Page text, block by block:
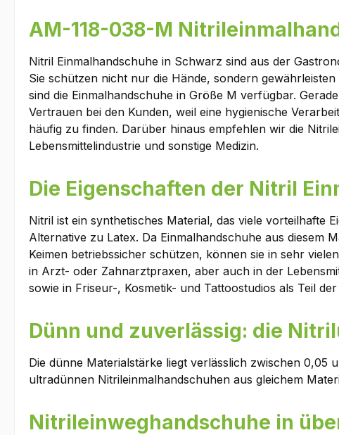
AM-118-038-M
Nitril Einmalhandschuhe in Schwarz sind aus der
Sie schützen nicht nur die Hände, sondern
sind die Einmalhandschuhe in Größe M verfügbar.
Vertrauen bei den Kunden, weil eine hygienische
häufig zu finden. Darüber hinaus empfehlen wir die
Lebensmittelindustrie und sonstige Medizin.
Die Eigenschaften der Nitril
Nitril ist ein synthetisches Material, das viele vorteilhafte
Alternative zu Latex. Da Einmalhandschuhe aus diesem
Keimen betriebssicher schützen, können sie in sehr
in Arzt- oder Zahnarztpraxen, aber auch in der
sowie in Friseur-, Kosmetik- und Tattoostudios als Teil
Dünn und zuverlässig: die
Die dünne Materialstärke liegt verlässlich zwischen 0,05
ultradünnen Nitrileinmalhandschuhen aus gleichem
Nitrileinweghandschuhe in